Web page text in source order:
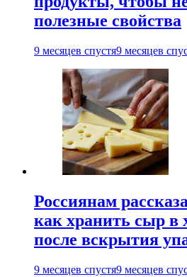
полезные свойства
9 месяцев спустя9 месяцев
Россиянам
как хранить сыр в
после вскрытия
9 месяцев спустя9 месяцев